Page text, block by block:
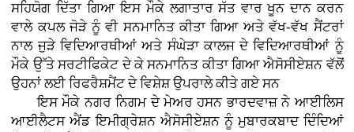
ਸਹਿਯੋਗ ਦਿੱਤਾ ਗਿਆ ਇਸ ਮੌਕੇ ਲਗਾਤਾਰ ਸੱਤ ਵਾਰ ਖੂਨ ਦਾਨ ਕਰਨ
ਵਾਲੇ ਕਪਲ ਜੋੜੇ ਨੂੰ ਵੀ ਸਨਮਾਨਿਤ ਕੀਤਾ ਗਿਆ ਅਤੇ ਵੱਖ-ਵੱਖ ਸੈਂਟਰਾਂ
ਨਾਲ ਜੁੜੇ ਵਿਦਿਆਰਥੀਆਂ ਅਤੇ ਸੰਘੇੜਾ ਕਾਲਜ ਦੇ ਵਿਦਿਆਰਥੀਆਂ ਨੂੰ
ਮੌਕੇ ਉੱਤੇ ਸਰਟੀਫਿਕੇਟ ਦੇ ਕੇ ਸਨਮਾਨਿਤ ਕੀਤਾ ਗਿਆ ਐਸੋਸੀਏਸ਼ਨ ਵੱਲੋਂ
ਉਹਨਾਂ ਲਈ ਰਿਫਰੈਸ਼ਮੈਂਟ ਦੇ ਵਿਸ਼ੇਸ਼ ਉਪਰਾਲੇ ਕੀਤੇ ਗਏ ਸਨ
ਇਸ ਮੌਕੇ ਨਗਰ ਨਿਗਮ ਦੇ ਮੇਅਰ ਹਸਨ ਭਾਰਦਵਾਜ਼ ਨੇ ਆਈਲਿਸ
ਆਈਲੈਟਸ ਐਂਡ ਇਮੀਗ੍ਰੇਸ਼ਨ ਐਸੋਸੀਏਸ਼ਨ ਨੂੰ ਮੁਬਾਰਕਬਾਦ ਦਿੰਦਿਆਂ